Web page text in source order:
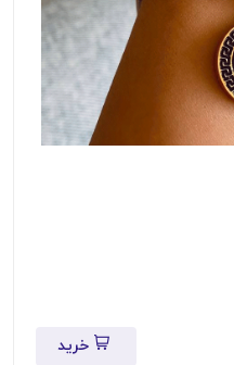
خرید